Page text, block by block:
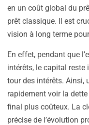
en un coût global du
prêt classique. Il est
vision à long terme
En effet, pendant que
intérêts, le capital reste
tour des intérêts. Ainsi,
rapidement voir la
final plus coûteux. La
précise de l’évolution